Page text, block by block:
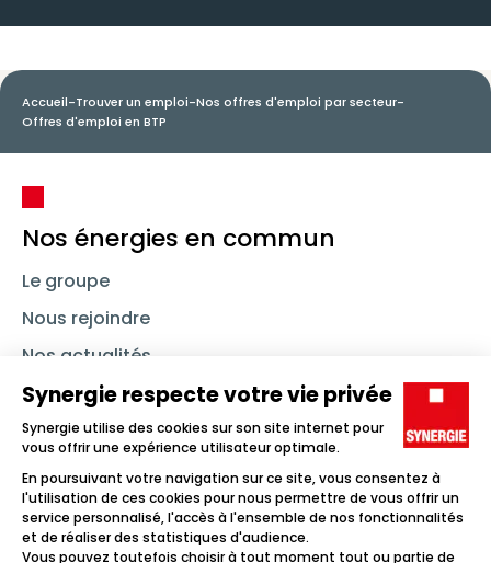
Accueil-Trouver un emploi-Nos offres d'emploi par secteur-
Offres d'emploi en BTP
Nos énergies en commun
Le groupe
Nous rejoindre
Nos actualités
Nous contacter
Linkedin SynergieInstagramTikTok Youtube
Trouver un emploi